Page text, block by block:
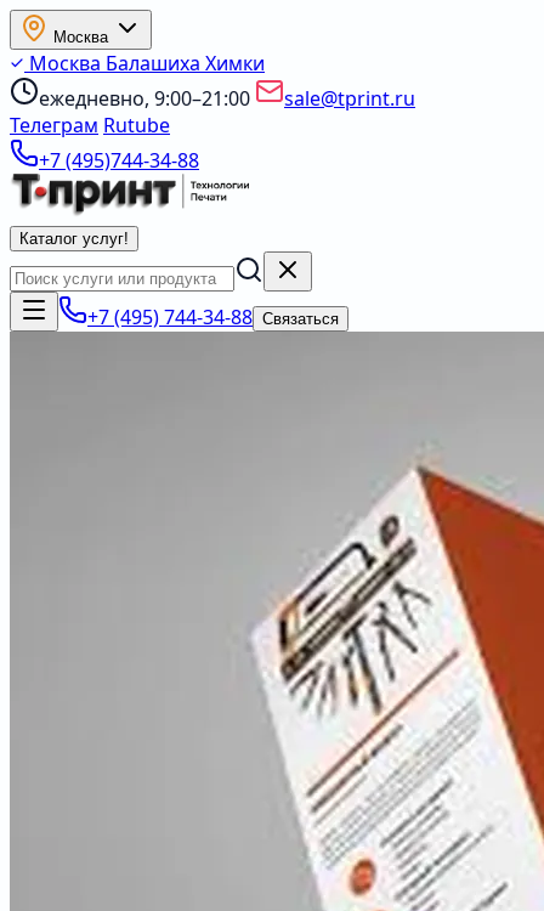
Москва
Москва Балашиха Химки
ежедневно, 9:00–21:00
sale@tprint.ru
Телеграм Rutube
+7 (495)744-34-88
Каталог услуг!
+7 (495) 744-34-88 Связаться